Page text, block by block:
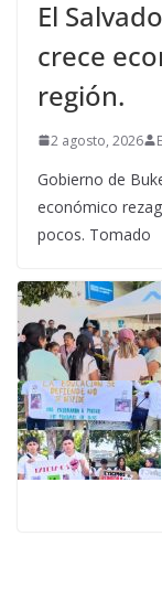
El
crece
región.
2 agosto, 2026
Gobierno de
económico
pocos. Tomado